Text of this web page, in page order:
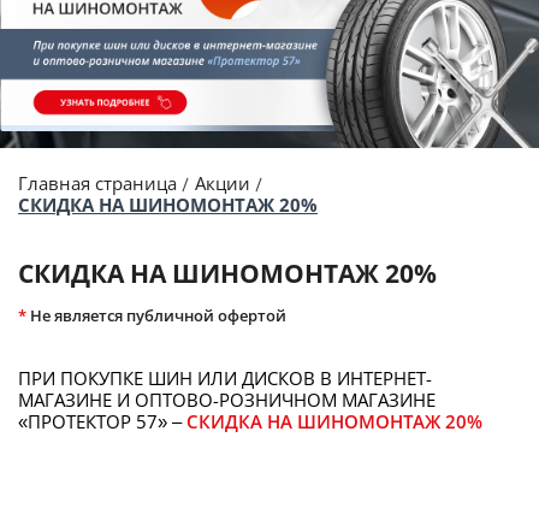
Главная страница
Акции
СКИДКА НА ШИНОМОНТАЖ 20%
СКИДКА НА ШИНОМОНТАЖ 20%
* Не является публичной офертой
ПРИ ПОКУПКЕ ШИН ИЛИ ДИСКОВ В ИНТЕРНЕТ-
МАГАЗИНЕ И ОПТОВО-РОЗНИЧНОМ МАГАЗИНЕ
«ПРОТЕКТОР 57» – СКИДКА НА ШИНОМОНТАЖ 20%